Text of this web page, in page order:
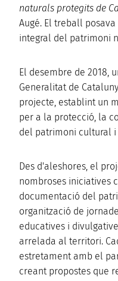
naturals protegits de
Augé. El treball
integral del patrimoni
El desembre de 2018,
Generalitat de
projecte, establint un
per a la protecció, la
del patrimoni cultural i
Des d'aleshores, el
nombroses iniciatives
documentació del
organització de
educatives i
arrelada al territori.
estretament amb el
creant propostes que